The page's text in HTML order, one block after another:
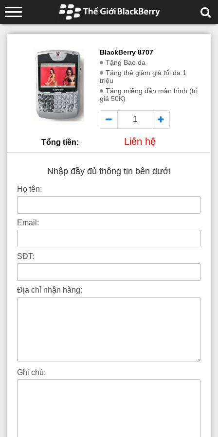
BlackBerry 8707
Tặng Bao da
Tặng thẻ giảm giá tối đa 1
triệu
Tặng miếng dán màn hình (trị
giá 50K)
Tổng tiền: Liên hệ
Nhập đầy đủ thông tin bên dưới
Họ tên:
Email:
SĐT:
Địa chỉ nhận hàng:
Ghi chú: